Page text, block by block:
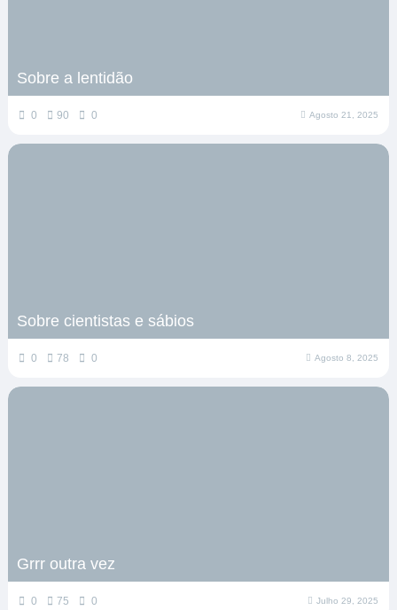
Sobre a lentidão
0 90 0 Agosto 21, 2025
Sobre cientistas e sábios
0 78 0 Agosto 8, 2025
Grrr outra vez
0 75 0 Julho 29, 2025